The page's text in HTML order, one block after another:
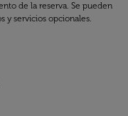
de la reserva. Se pueden
y servicios opcionales.